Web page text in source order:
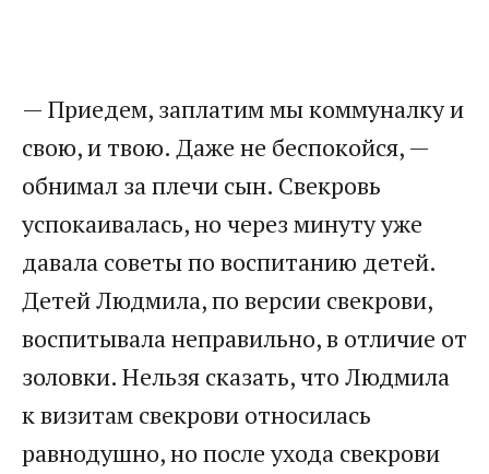
— Приедем, заплатим мы коммуналку и
свою, и твою. Даже не беспокойся, —
обнимал за плечи сын. Свекровь
успокаивалась, но через минуту уже
давала советы по воспитанию детей.
Детей Людмила, по версии свекрови,
воспитывала неправильно, в отличие от
золовки. Нельзя сказать, что Людмила
к визитам свекрови относилась
равнодушно, но после ухода свекрови